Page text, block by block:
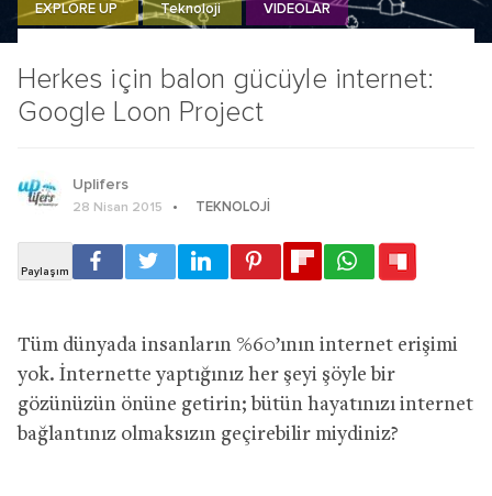
Herkes için balon gücüyle internet:
Google Loon Project
EXPLORE UP Teknoloji VIDEOLAR
Uplifers
28 Nisan 2015 TEKNOLOJI
Tüm dünyada insanların %60’ının internet erişimi
yok. İnternette yaptığınız her şeyi şöyle bir
gözünüzün önüne getirin; bütün hayatınızı internet
bağlantınız olmaksızın geçirebilir miydiniz?